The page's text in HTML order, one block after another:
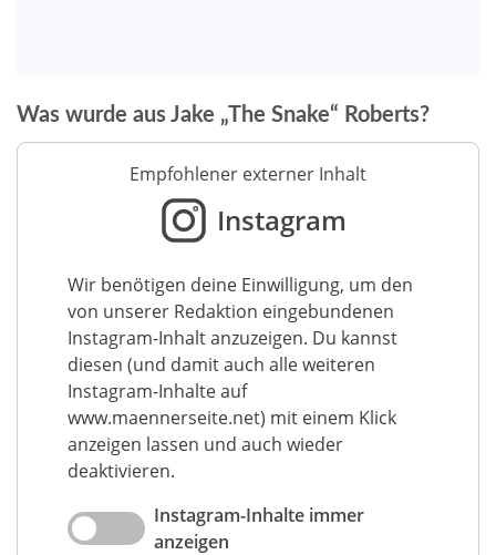
Was wurde aus Jake „The Snake“ Roberts?
Empfohlener externer Inhalt
Instagram
Wir benötigen deine Einwilligung, um den
von unserer Redaktion eingebundenen
Instagram-Inhalt anzuzeigen. Du kannst
diesen (und damit auch alle weiteren
Instagram-Inhalte auf
www.maennerseite.net) mit einem Klick
anzeigen lassen und auch wieder
deaktivieren.
Instagram-Inhalte immer
anzeigen